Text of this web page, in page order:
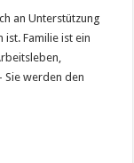
an Unterstützung
Familie ist ein
Sie werden den